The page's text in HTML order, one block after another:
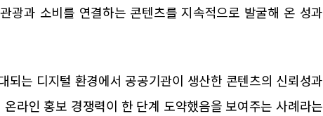
광과 소비를 연결하는 콘텐츠를 지속적으로 발굴해 온 성과
되는 디지털 환경에서 공공기관이 생산한 콘텐츠의 신뢰성과
라인 홍보 경쟁력이 한 단계 도약했음을 보여주는 사례라는